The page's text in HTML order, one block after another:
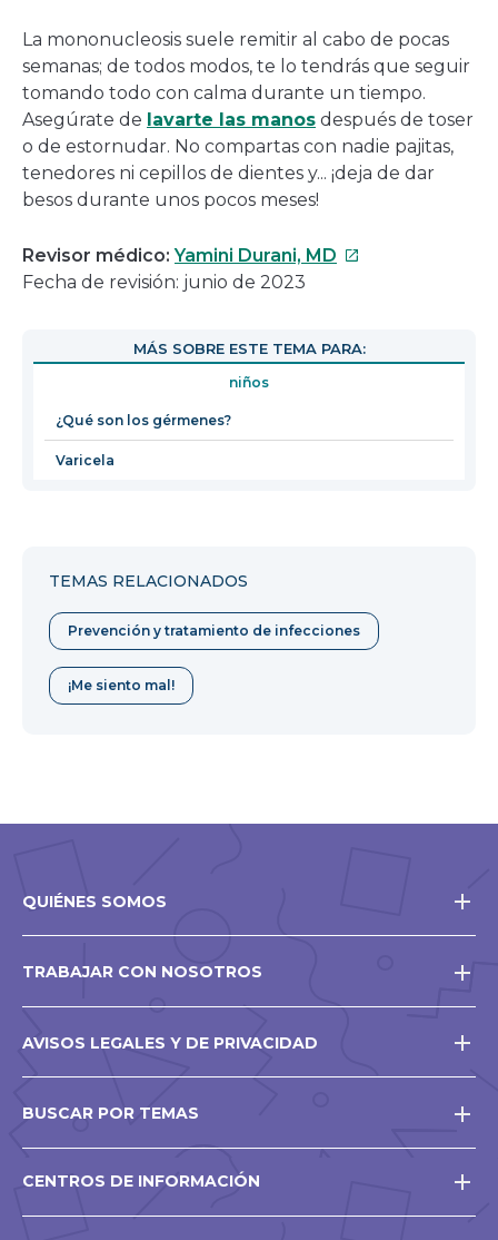
La mononucleosis suele remitir al cabo de pocas
semanas; de todos modos, te lo tendrás que seguir
tomando todo con calma durante un tiempo.
Asegúrate de lavarte las manos después de toser
o de estornudar. No compartas con nadie pajitas,
tenedores ni cepillos de dientes y... ¡deja de dar
besos durante unos pocos meses!
Revisor médico:Yamini Durani, MD Este
en
ventana
Fecha de revisión: junio de 2023
MÁS SOBRE ESTE TEMA PARA:
niños
¿Qué son los gérmenes?
Varicela
TEMAS RELACIONADOS
Prevención y tratamiento de infecciones
¡Me siento mal!
QUIÉNES SOMOS
TRABAJAR CON NOSOTROS
AVISOS LEGALES Y DE PRIVACIDAD
BUSCAR POR TEMAS
CENTROS DE INFORMACIÓN